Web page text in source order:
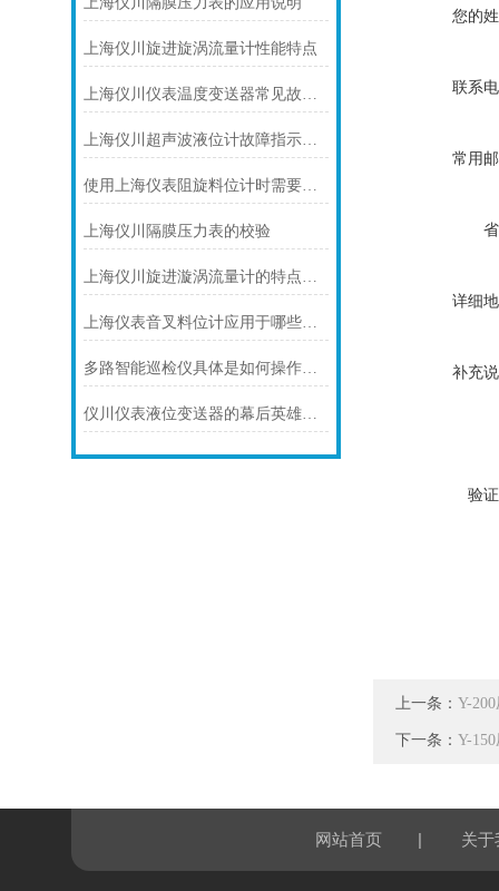
上海仪川旋进旋涡流量计性能特点
上海仪川仪表温度变送器常见故障及解决方法
上海仪川超声波液位计故障指示灯常亮的解决方案
使用上海仪表阻旋料位计时需要注意的一些事项
上海仪川隔膜压力表的校验
上海仪川旋进漩涡流量计的特点介绍
上海仪表音叉料位计应用于哪些领域呢？
多路智能巡检仪具体是如何操作的呢？
仪川仪表液位变送器的幕后英雄：关键组成部分大曝光！
您的
联系
常用
详细
补充
验
上一条： Y-
下一条： Y-
网站首页 | 关于